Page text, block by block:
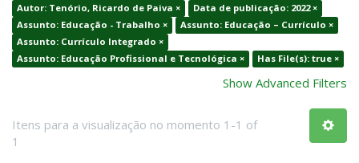
Autor: Tenório, Ricardo de Paiva ×
Data de publicação: 2022 ×
Assunto: Educação - Trabalho ×
Assunto: Educação – Currículo ×
Assunto: Currículo Integrado ×
Assunto: Educação Profissional e Tecnológica ×
Has File(s): true ×
Show Advanced Filters
Itens para a visualização no momento 1-1 of
1